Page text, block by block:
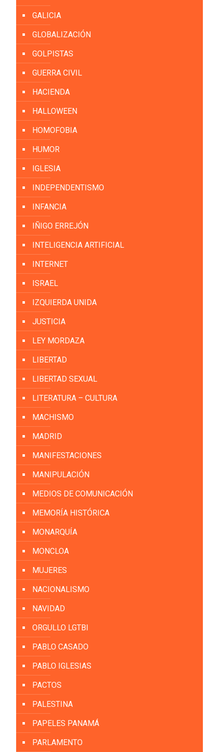
GALICIA
GLOBALIZACIÓN
GOLPISTAS
GUERRA CIVIL
HACIENDA
HALLOWEEN
HOMOFOBIA
HUMOR
IGLESIA
INDEPENDENTISMO
INFANCIA
IÑIGO ERREJÓN
INTELIGENCIA ARTIFICIAL
INTERNET
ISRAEL
IZQUIERDA UNIDA
JUSTICIA
LEY MORDAZA
LIBERTAD
LIBERTAD SEXUAL
LITERATURA – CULTURA
MACHISMO
MADRID
MANIFESTACIONES
MANIPULACIÓN
MEDIOS DE COMUNICACIÓN
MEMORÍA HISTÓRICA
MONARQUÍA
MONCLOA
MUJERES
NACIONALISMO
NAVIDAD
ORGULLO LGTBI
PABLO CASADO
PABLO IGLESIAS
PACTOS
PALESTINA
PAPELES PANAMÁ
PARLAMENTO